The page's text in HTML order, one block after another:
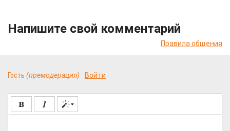
Напишите свой комментарий
Правила общения
Гость (премодерация) Войти